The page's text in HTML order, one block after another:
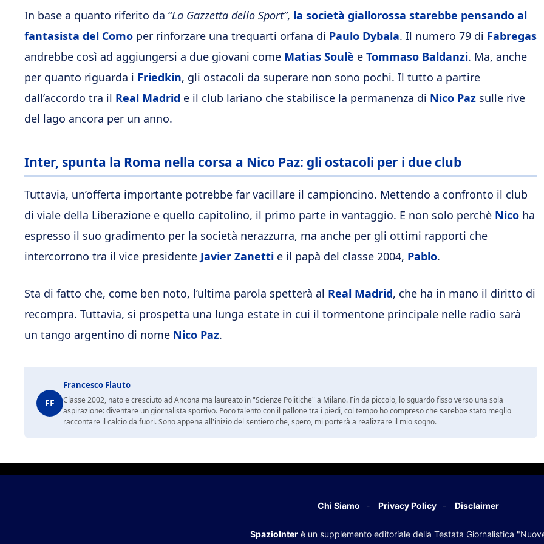
In base a quanto riferito da “La Gazzetta dello Sport”, la società giallorossa starebbe pensando al
fantasista del Como per rinforzare una trequarti orfana di Paulo Dybala. Il numero 79 di Fabregas
andrebbe così ad aggiungersi a due giovani come Matias Soulè e Tommaso Baldanzi. Ma, anche
per quanto riguarda i Friedkin, gli ostacoli da superare non sono pochi. Il tutto a partire
dall’accordo tra il Real Madrid e il club lariano che stabilisce la permanenza di Nico Paz sulle rive
del lago ancora per un anno.
Inter, spunta la Roma nella corsa a Nico Paz: gli ostacoli per i due club
Tuttavia, un’offerta importante potrebbe far vacillare il campioncino. Mettendo a confronto il club
di viale della Liberazione e quello capitolino, il primo parte in vantaggio. E non solo perchè Nico ha
espresso il suo gradimento per la società nerazzurra, ma anche per gli ottimi rapporti che
intercorrono tra il vice presidente Javier Zanetti e il papà del classe 2004, Pablo.
Sta di fatto che, come ben noto, l’ultima parola spetterà al Real Madrid, che ha in mano il diritto di
recompra. Tuttavia, si prospetta una lunga estate in cui il tormentone principale nelle radio sarà
un tango argentino di nome Nico Paz.
FF
Francesco Flauto
Classe 2002, nato e cresciuto ad Ancona ma laureato in "Scienze Politiche" a Milano. Fin da piccolo, lo sguardo fisso verso una sola
aspirazione: diventare un giornalista sportivo. Poco talento con il pallone tra i piedi, col tempo ho compreso che sarebbe stato meglio
raccontare il calcio da fuori. Sono appena all'inizio del sentiero che, spero, mi porterà a realizzare il mio sogno.
Chi Siamo Privacy Policy Disclaimer
SpazioInterè un supplemento editoriale della Testata Giornalistica